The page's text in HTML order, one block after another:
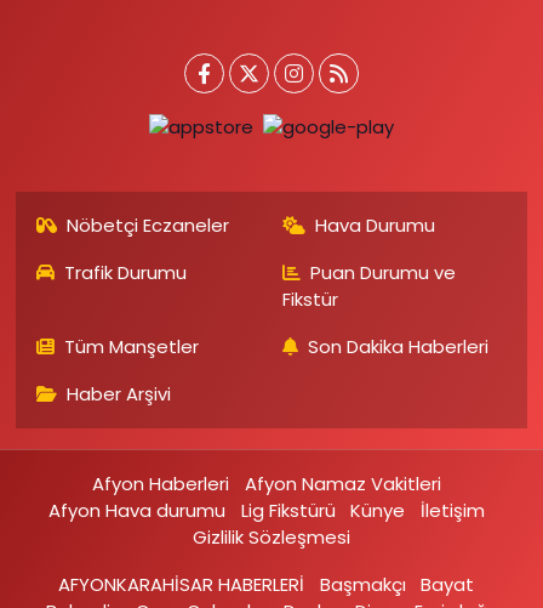
Nöbetçi Eczaneler
Hava Durumu
Trafik Durumu
Puan Durumu ve
Fikstür
Tüm Manşetler
Son Dakika Haberleri
Haber Arşivi
Afyon Haberleri
Afyon Namaz Vakitleri
Afyon Hava durumu
Lig Fikstürü Künye
İletişim
Gizlilik Sözleşmesi
AFYONKARAHİSAR HABERLERİ
Başmakçı
Bayat